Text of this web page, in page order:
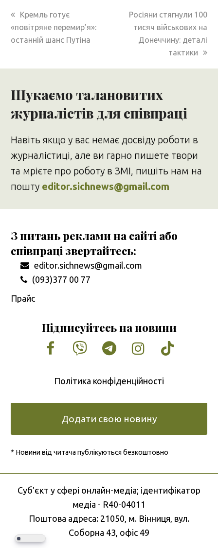
previous
post:
Кремль готує
«повітряне перемир’я»:
останній шанс Путіна
next
post:
Росіяни стягнули 100
тисяч військових на
Донеччину: деталі
тактики
Шукаємо талановитих
журналістів для співпраці
Навіть якщо у вас немає досвіду роботи в
журналістиці, але ви гарно пишете твори
та мрієте про роботу в ЗМІ, пишіть нам на
пошту editor.sichnews@gmail.com
З питань реклами на сайті або
співпраці звертайтесь:
editor.sichnews@gmail.com
(093)377 00 77
Прайс
Підписуйтесь на новини
Facebook
VimeoTumblrInstagram
Tiktok
Політика конфіденційності
Додати свою новину
* Новини від читача публікуються безкоштовно
Cуб'єкт у сфері онлайн-медіа; ідентифікатор
медіа - R40-04011
Поштова адреса: 21050, м. Вінниця, вул.
Соборна 43, офіс 49